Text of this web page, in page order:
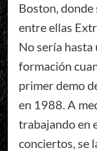
Boston, donde
entre ellas
No sería hasta
formación
primer demo
en 1988. A
trabajando en
conciertos, se